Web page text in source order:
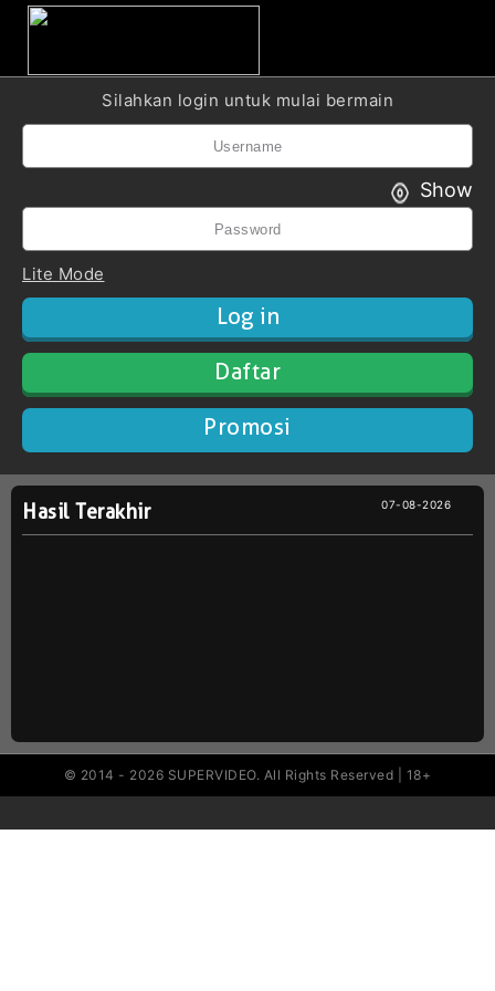
Silahkan login untuk mulai bermain
Show
Lite Mode
Daftar
Promosi
Hasil Terakhir 07-08-2026
© 2014 - 2026 SUPERVIDEO. All Rights Reserved | 18+